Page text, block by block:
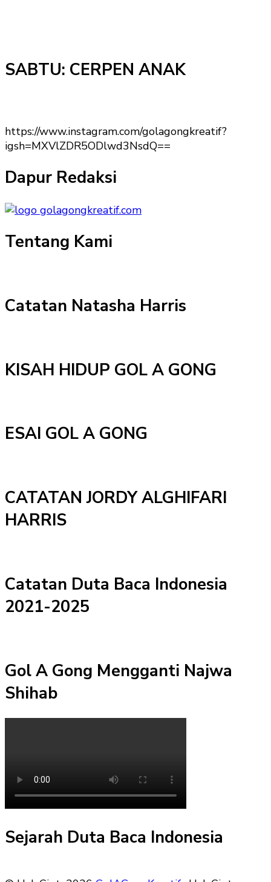
SABTU: CERPEN ANAK
https://www.instagram.com/golagongkreatif?
igsh=MXVlZDR5ODlwd3NsdQ==
Dapur Redaksi
Tentang Kami
Catatan Natasha Harris
KISAH HIDUP GOL A GONG
ESAI GOL A GONG
CATATAN JORDY ALGHIFARI
HARRIS
Catatan Duta Baca Indonesia
2021-2025
Gol A Gong Mengganti Najwa
Shihab
Sejarah Duta Baca Indonesia